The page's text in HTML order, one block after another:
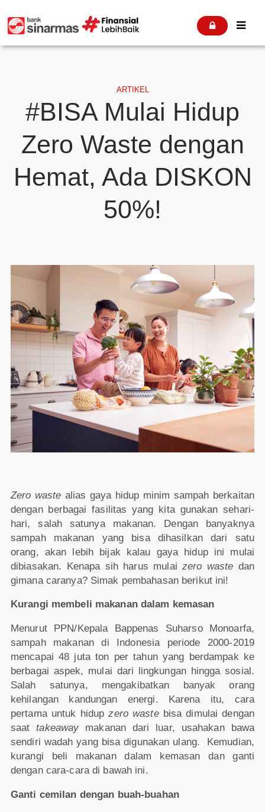
 
ARTIKEL
#BISA Mulai Hidup
Zero Waste dengan
Hemat, Ada DISKON
50%!
Zero waste alias gaya hidup minim sampah berkaitan
dengan berbagai fasilitas yang kita gunakan sehari-
hari, salah satunya makanan. Dengan banyaknya
sampah makanan yang bisa dihasilkan dari satu
orang, akan lebih bijak kalau gaya hidup ini mulai
dibiasakan. Kenapa sih harus mulaizero waste dan
gimana caranya? Simak pembahasan berikut ini!
Kurangi membeli makanan dalam kemasan
Menurut PPN/Kepala Bappenas Suharso Monoarfa,
sampah makanan di Indonesia periode 2000-2019
mencapai 48 juta ton per tahun yang berdampak ke
berbagai aspek, mulai dari lingkungan hingga sosial.
Salah satunya, mengakibatkan banyak orang
kehilangan kandungan energi. Karena itu, cara
pertama untuk hidup zero wastebisa dimulai dengan
saattakeaway makanan dari luar, usahakan bawa
sendiri wadah yang bisa digunakan ulang. Kemudian,
kurangi beli makanan dalam kemasan dan ganti
dengan cara-cara di bawah ini.
Ganti cemilan dengan buah-buahan